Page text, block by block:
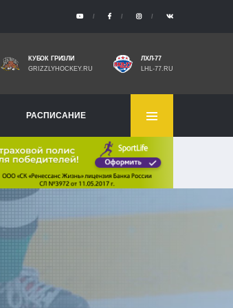
КУБОК ГРИЗЛИ
GRIZZLYHOCKEY.RU
ЛХЛ-77
LHL-77.RU
РАСПИСАНИЕ